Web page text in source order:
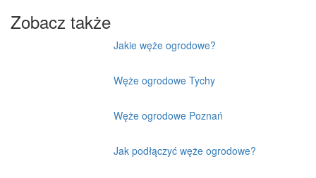
Zobacz także
Jakie węże ogrodowe?
Węże ogrodowe Tychy
Węże ogrodowe Poznań
Jak podłączyć węże ogrodowe?